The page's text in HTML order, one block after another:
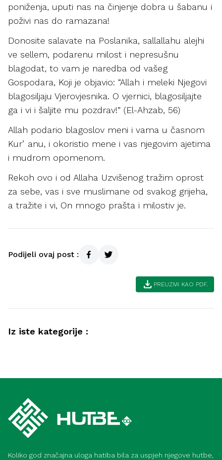
poniženja, uputi nas na činjenje dobra u šabanu i
poživi nas do ramazana!
Donosite salavate na Poslanika, sallallahu alejhi
ve sellem, podarenu milost i nepresušnu
blagodat, to vam je naredba od vašeg
Gospodara, Koji je objavio: “Allah i meleki Njegovi
blagosiljaju Vjerovjesnika. O vjernici, blagosiljajte
ga i vi i šaljite mu pozdrav!” (El-Ahzab, 56)
Allah podario blagoslov meni i vama u časnom
Kurʼanu, i okoristio mene i vas njegovim ajetima
i mudrom opomenom.
Rekoh ovo i od Allaha Uzvišenog tražim oprost
za sebe, vas i sve muslimane od svakog grijeha,
a tražite i vi, On mnogo prašta i milostiv je.
Podijeli ovaj post :
download PREUZMI KAO PDF.
Iz iste kategorije :
Koliko god značajna uloga hatiba bila za uspjeh njegove hutbe,